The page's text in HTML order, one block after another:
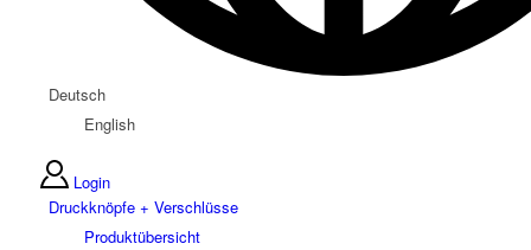
Deutsch
English
Login
Druckknöpfe + Verschlüsse
Produktübersicht